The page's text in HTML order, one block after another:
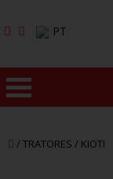
PT
/ TRATORES / KIOTI